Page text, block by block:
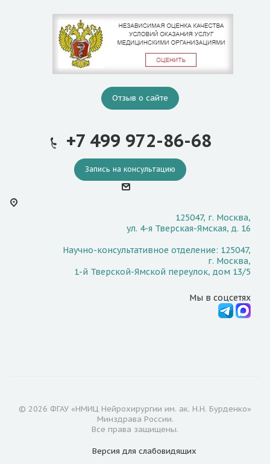
Отзыв о сайте
+7 499 972-86-68
Запись на консультацию
125047, г. Москва,
ул. 4-я Тверская-Ямская, д. 16
Научно-консультативное отделение: 125047,
г. Москва,
1-й Тверской-Ямской переулок, дом 13/5
Мы в соцсетях
© 2026 ФГАУ «НМИЦ Нейрохирургии им. ак. Н.Н. Бурденко»
Минздрава России.
Все права защищены.
Версия для слабовидящих